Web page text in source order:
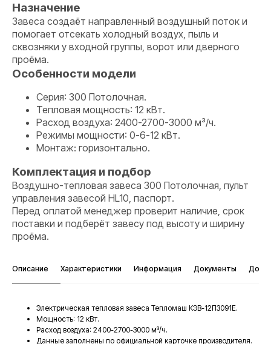
Назначение
Завеса создаёт направленный воздушный поток и
помогает отсекать холодный воздух, пыль и
сквозняки у входной группы, ворот или дверного
проёма.
Особенности модели
Серия: 300 Потолочная.
Тепловая мощность: 12 кВт.
Расход воздуха: 2400-2700-3000 м³/ч.
Режимы мощности: 0-6-12 кВт.
Монтаж: горизонтально.
Комплектация и подбор
Воздушно-тепловая завеса 300 Потолочная, пульт
управления завесой HL10, паспорт.
Перед оплатой менеджер проверит наличие, срок
поставки и подберёт завесу под высоту и ширину
проёма.
Описание Характеристики Информация Документы
Электрическая тепловая завеса Тепломаш КЭВ-12П3091E.
Мощность: 12 кВт.
Расход воздуха: 2400-2700-3000 м³/ч.
Данные заполнены по официальной карточке производителя.